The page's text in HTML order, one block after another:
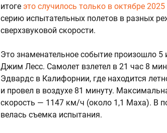
итоге это случилось только в октябре 2025
серию испытательных полетов в разных
сверхзвуковой скорости.
Это знаменательное событие произошло 5
Джим Лесс. Самолет взлетел в 21 час 8
Эдвардс в Калифорнии, где находится
и провел в воздухе 81 минуту.
скорость — 1147 км/ч (около 1,1 Маха). В
велась съемка испытания.